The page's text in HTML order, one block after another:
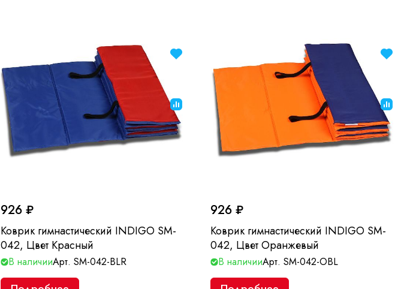
926 ₽
Коврик гимнастический INDIGO SM-
042, Цвет Красный
В наличииАрт. SM-042-BLR
926 ₽
Коврик гимнастический INDIGO SM-
042, Цвет Оранжевый
В наличииАрт.SM-042-OBL